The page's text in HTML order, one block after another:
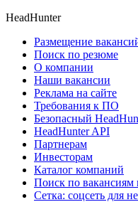
HeadHunter
Размещение
Поиск по резюме
О компании
Наши вакансии
Реклама на сайте
Требования к ПО
Безопасный
HeadHunter API
Партнерам
Инвесторам
Каталог компаний
Поиск по вакансиям
Сетка: соцсеть для